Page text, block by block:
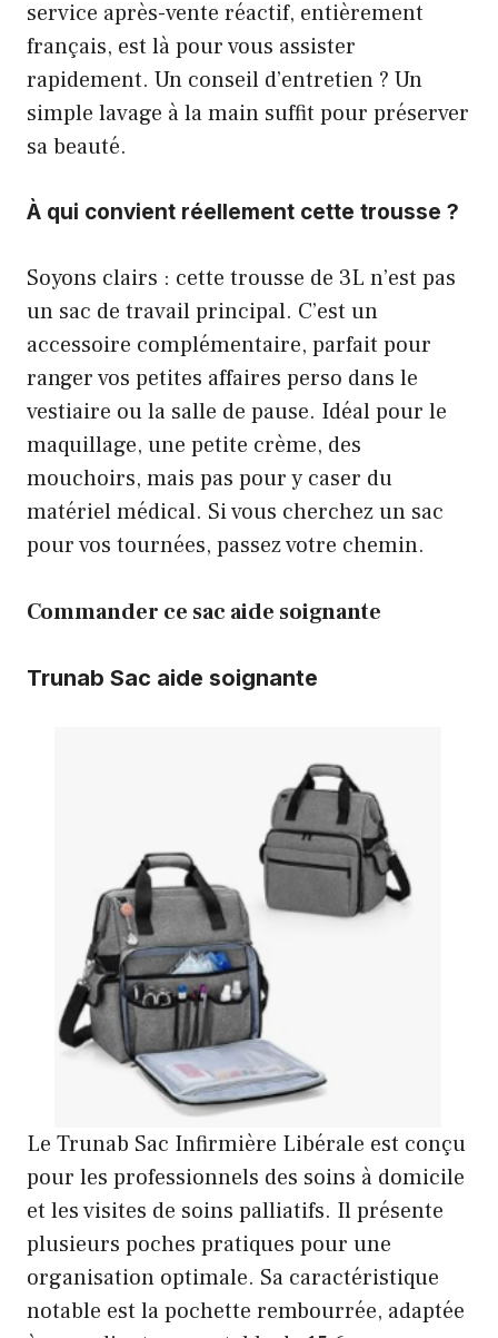
service après-vente réactif, entièrement
français, est là pour vous assister
rapidement. Un conseil d’entretien ? Un
simple lavage à la main suffit pour préserver
sa beauté.
À qui convient réellement cette trousse ?
Soyons clairs : cette trousse de 3L n’est pas
un sac de travail principal. C’est un
accessoire complémentaire, parfait pour
ranger vos petites affaires perso dans le
vestiaire ou la salle de pause. Idéal pour le
maquillage, une petite crème, des
mouchoirs, mais pas pour y caser du
matériel médical. Si vous cherchez un sac
pour vos tournées, passez votre chemin.
Commander ce sac aide soignante
Trunab Sac aide soignante
Le Trunab Sac Infirmière Libérale est conçu
pour les professionnels des soins à domicile
et les visites de soins palliatifs. Il présente
plusieurs poches pratiques pour une
organisation optimale. Sa caractéristique
notable est la pochette rembourrée, adaptée